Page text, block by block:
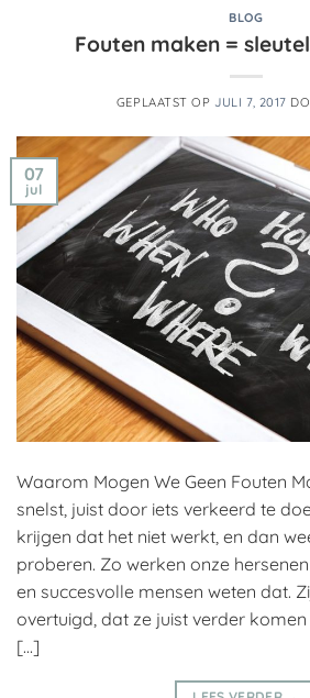
BLOG
Fouten maken =
GEPLAATST OPJULI 7, 2017
07
jul
Waarom Mogen We Geen Fouten
snelst, juist door iets verkeerd te
krijgen dat het niet werkt, en dan
proberen. Zo werken onze
en succesvolle mensen weten dat.
overtuigd, dat ze juist verder
[…]